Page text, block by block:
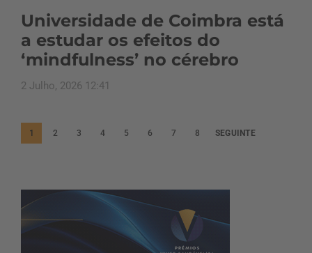
Universidade de Coimbra está
a estudar os efeitos do
‘mindfulness’ no cérebro
2 Julho, 2026 12:41
P
n
1 2 3 4 5 6 7 8 SEGUINTE